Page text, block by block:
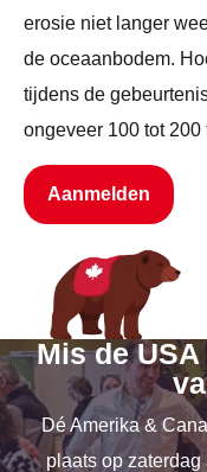
erosie niet langer
de oceaanbodem.
tijdens de
ongeveer 100 tot 200
Aanmelden
Mis de
Dé Amerika &
plaats op